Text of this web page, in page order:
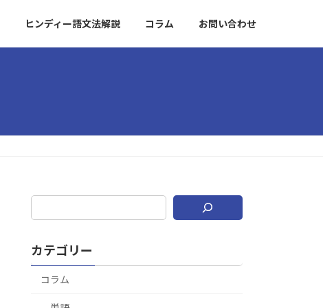
ヒンディー語文法解説 コラム お問い合わせ
カテゴリー
コラム